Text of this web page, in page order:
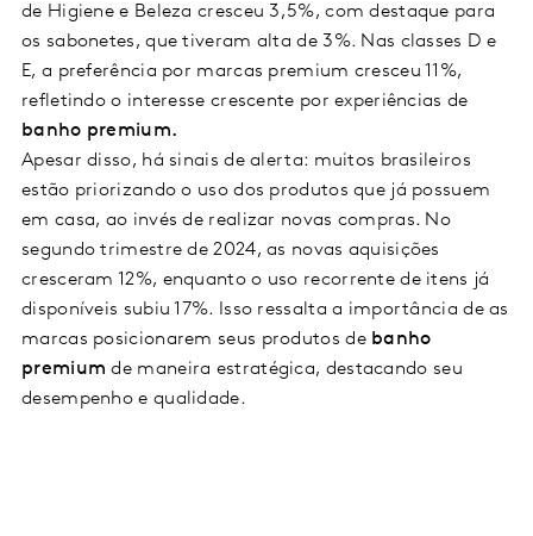
de Higiene e Beleza cresceu 3,5%, com destaque para
os sabonetes, que tiveram alta de 3%. Nas classes D e
E, a preferência por marcas premium cresceu 11%,
refletindo o interesse crescente por experiências de
banho premium.
Apesar disso, há sinais de alerta: muitos brasileiros
estão priorizando o uso dos produtos que já possuem
em casa, ao invés de realizar novas compras. No
segundo trimestre de 2024, as novas aquisições
cresceram 12%, enquanto o uso recorrente de itens já
disponíveis subiu 17%. Isso ressalta a importância de as
marcas posicionarem seus produtos de banho
premium de maneira estratégica, destacando seu
desempenho e qualidade.